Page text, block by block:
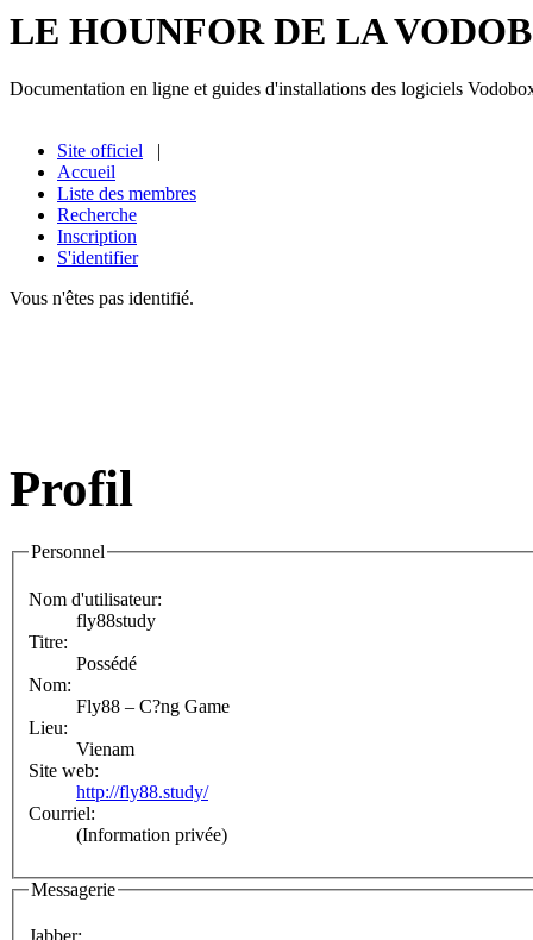
LE HOUNFOR DE LA
Documentation en ligne et guides d'installations des logiciels
Site officiel |
Accueil
Liste des membres
Recherche
Inscription
S'identifier
Vous n'êtes pas identifié.
Profil
Personnel
Nom d'utilisateur:
fly88study
Titre:
Possédé
Nom:
Fly88 – C?ng Game
Lieu:
Vienam
Site web:
http://fly88.study/
Courriel:
(Information privée)
Messagerie